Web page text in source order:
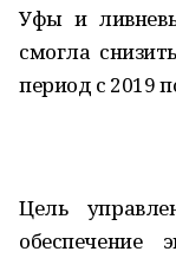
Уфы и
смогла
период с 2019
Цель
обеспечение